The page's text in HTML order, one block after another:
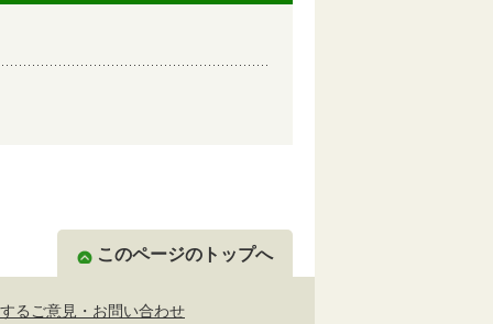
このページのトップへ
るご意見・お問い合わせ